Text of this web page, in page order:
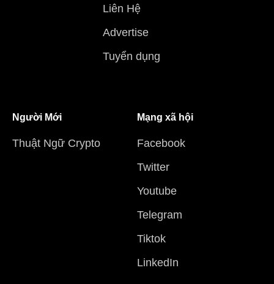
Liên Hệ
Advertise
Tuyển dụng
Người Mới
Thuật Ngữ Crypto
Mạng xã hội
Facebook
Twitter
Youtube
Telegram
Tiktok
LinkedIn